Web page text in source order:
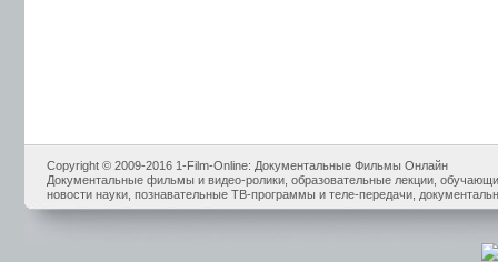
Copyright © 2009-2016 1-Film-Online: Документальные Фильмы Онлайн
Документальные фильмы и видео-ролики, образовательные лекции,
новости науки, познавательные ТВ-программы и теле-передачи,